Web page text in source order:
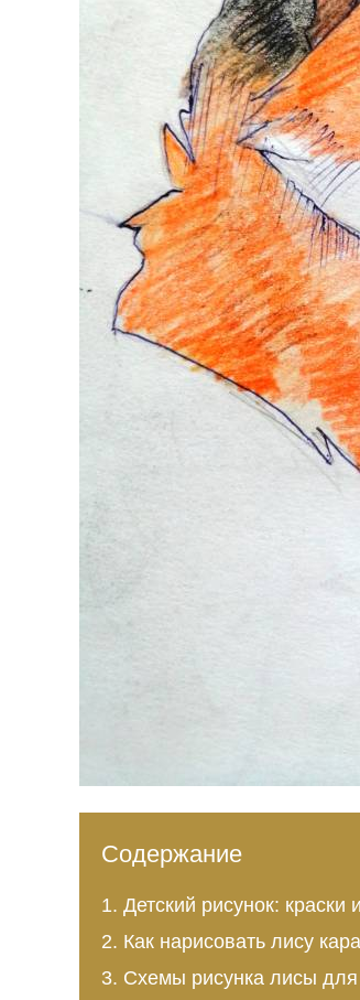
Содержание
Детский рисунок:
Как нарисовать лису
Схемы рисунка лисы для